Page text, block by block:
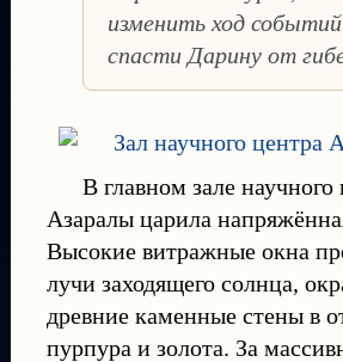
изменить ход
спасти Дарину от
В главном зале научного
Азаралы царила
Высокие витражные окна
лучи заходящего солнца,
древние каменные стены в
пурпура и золота. За